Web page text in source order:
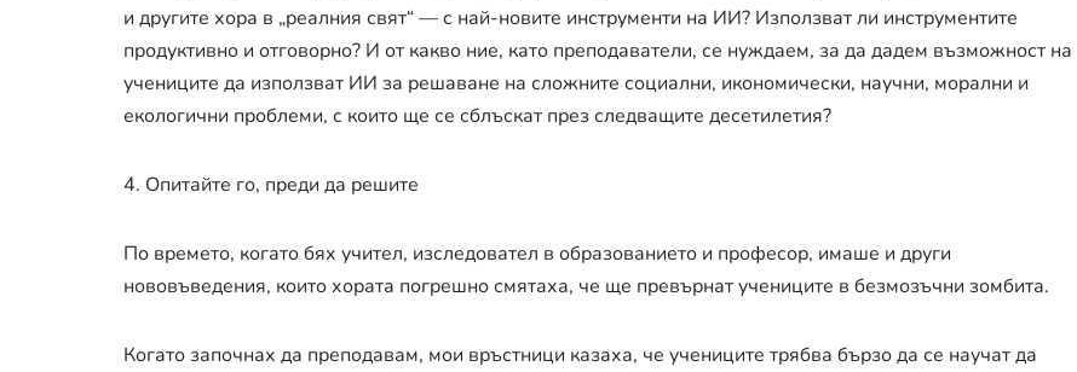
и другите хора в „реалния свят“ — с най-новите инструменти на ИИ? Използват ли инструментите
продуктивно и отговорно? И от какво ние, като преподаватели, се нуждаем, за да дадем възможност на
учениците да използват ИИ за решаване на сложните социални, икономически, научни, морални и
екологични проблеми, с които ще се сблъскат през следващите десетилетия?
4. Опитайте го, преди да решите
По времето, когато бях учител, изследовател в образованието и професор, имаше и други
нововъведения, които хората погрешно смятаха, че ще превърнат учениците в безмозъчни зомбита.
Когато започнах да преподавам, мои връстници казаха, че учениците трябва бързо да се научат да